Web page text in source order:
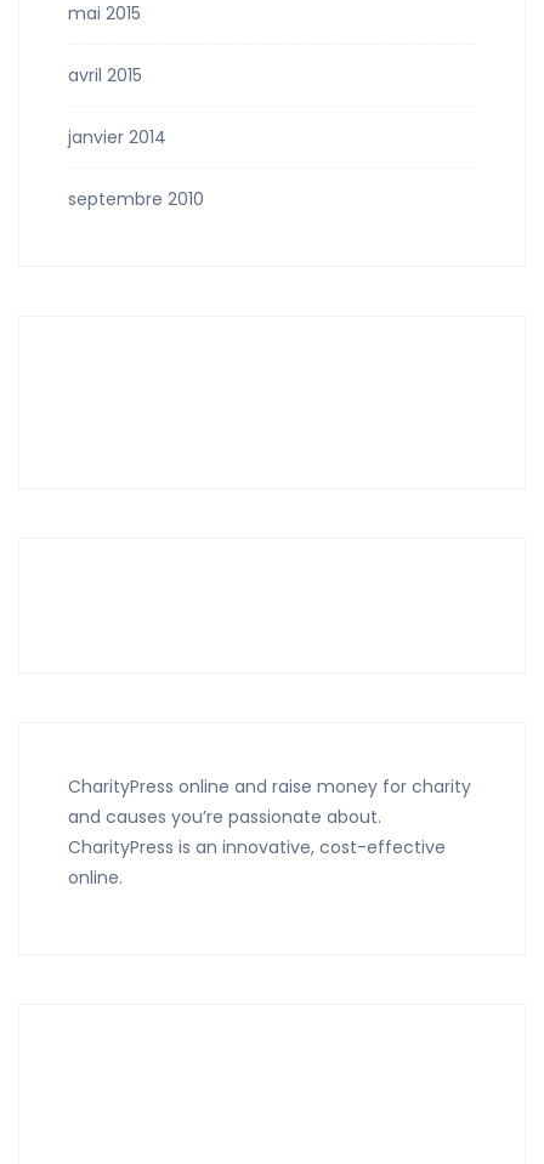
mai 2015
avril 2015
janvier 2014
septembre 2010
CharityPress online and raise money for charity
and causes you’re passionate about.
CharityPress is an innovative, cost-effective
online.